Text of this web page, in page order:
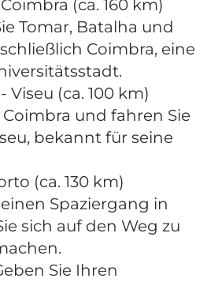
(ca. 160 km)
Tomar, Batalha und
Coimbra, eine
Viseu (ca. 100 km)
und fahren Sie
bekannt für seine
(ca. 130 km)
Spaziergang in
sich auf den Weg zu
Sie Ihren